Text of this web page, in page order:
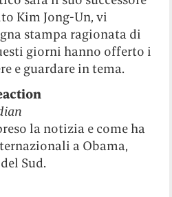
Kim Jong-Un, vi
stampa ragionata di
giorni hanno offerto i
e guardare in tema.
la notizia e come ha
a Obama,
Sud.